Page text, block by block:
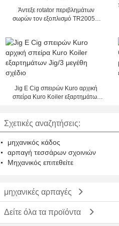
Άντεξε rotator περιβλημάτων
σωρών τον εξοπλισμό TR2005H
Jig Ε Cig σπειρών Kuro αρχική
σπείρα Kuro Koiler εξαρτημάτων
Σχετικές αναζητήσεις:
μηχανικός κάδος
αρπαγή τεσσάρων σχοινιών
Μηχανικός επιτεθείτε
μηχανικές αρπαγές
Δείτε όλα τα προϊόντα